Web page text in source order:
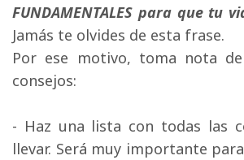
FUNDAMENTALES para que tu
Jamás te olvides de esta frase.
Por ese motivo, toma nota
consejos:
- Haz una lista con todas las
llevar. Será muy importante